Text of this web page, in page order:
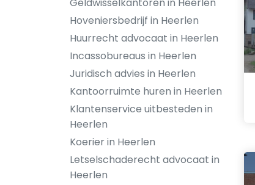
Hoveniersbedrijf in Heerlen
Huurrecht advocaat in Heerlen
Incassobureaus in Heerlen
Juridisch advies in Heerlen
Kantoorruimte huren in Heerlen
Klantenservice uitbesteden in
Heerlen
Koerier in Heerlen
Letselschaderecht advocaat in
Heerlen